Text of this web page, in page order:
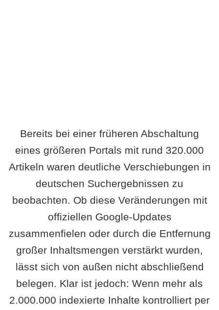
Bereits bei einer früheren Abschaltung
eines größeren Portals mit rund 320.000
Artikeln waren deutliche Verschiebungen in
deutschen Suchergebnissen zu
beobachten. Ob diese Veränderungen mit
offiziellen Google-Updates
zusammenfielen oder durch die Entfernung
großer Inhaltsmengen verstärkt wurden,
lässt sich von außen nicht abschließend
belegen. Klar ist jedoch: Wenn mehr als
2.000.000 indexierte Inhalte kontrolliert per